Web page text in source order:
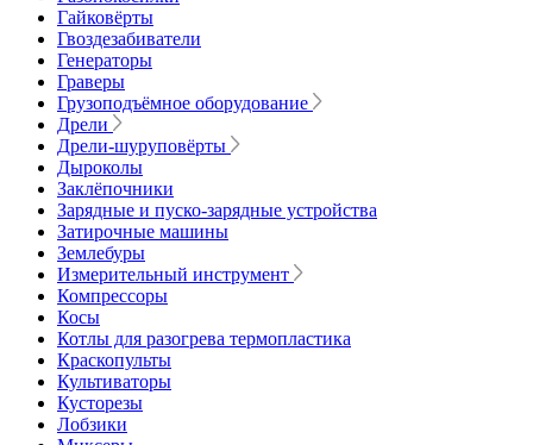
Гайковёрты
Гвоздезабиватели
Генераторы
Граверы
Грузоподъёмное оборудование
Дрели
Дрели-шуруповёрты
Дыроколы
Заклёпочники
Зарядные и пуско-зарядные устройства
Затирочные машины
Землебуры
Измерительный инструмент
Компрессоры
Косы
Котлы для разогрева термопластика
Краскопульты
Культиваторы
Кусторезы
Лобзики